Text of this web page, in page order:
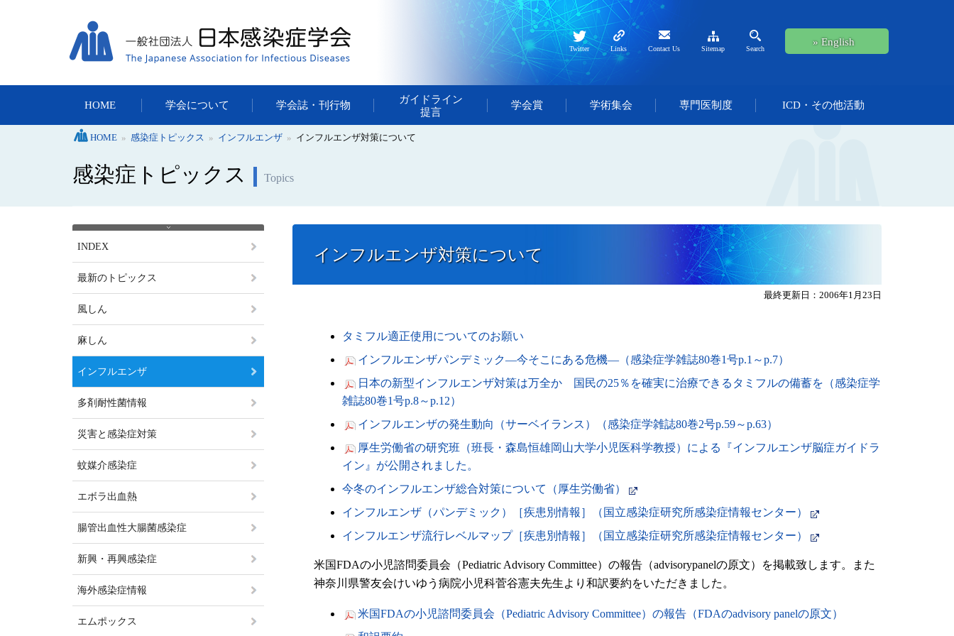
» English
Twitter Links Contact Us Sitemap Search
HOME 学会について 学会誌・刊行物
ガイドライン
提言
学会賞 学術集会 専門医制度 ICD・その他活動
感染症トピックス Topics
INDEX
最新のトピックス
風しん
麻しん
インフルエンザ
多剤耐性菌情報
災害と感染症対策
蚊媒介感染症
エボラ出血熱
腸管出血性大腸菌感染症
新興・再興感染症
海外感染症情報
エムポックス
HOME » 感染症トピックス » インフルエンザ » インフルエンザ対策について
インフルエンザ対策について
最終更新日：2006年1月23日
タミフル適正使用についてのお願い
インフルエンザパンデミック―今そこにある危機―（感染症学雑誌80巻1号p.1～p.7）
日本の新型インフルエンザ対策は万全か 国民の25％を確実に治療できるタミフルの備蓄を（感染症学
雑誌80巻1号p.8～p.12）
インフルエンザの発生動向（サーベイランス）（感染症学雑誌80巻2号p.59～p.63）
厚生労働省の研究班（班長・森島恒雄岡山大学小児医科学教授）による『インフルエンザ脳症ガイドラ
イン』が公開されました。
今冬のインフルエンザ総合対策について（厚生労働省）
インフルエンザ（パンデミック）［疾患別情報］（国立感染症研究所感染症情報センター）
インフルエンザ流行レベルマップ［疾患別情報］（国立感染症研究所感染症情報センター）
米国FDAの小児諮問委員会（Pediatric Advisory Committee）の報告（advisorypanelの原文）を掲載致します。また
神奈川県警友会けいゆう病院小児科菅谷憲夫先生より和訳要約をいただきました。
米国FDAの小児諮問委員会（Pediatric Advisory Committee）の報告（FDAのadvisory panelの原文）